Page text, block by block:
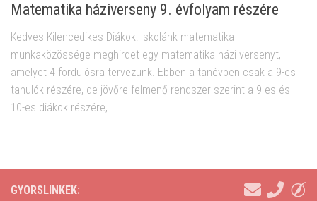
Matematika háziverseny 9. évfolyam részére
Kedves Kilencedikes Diákok! Iskolánk matematika
munkaközössége meghirdet egy matematika házi versenyt,
amelyet 4 fordulósra tervezünk. Ebben a tanévben csak a 9-es
tanulók részére, de jövőre felmenő rendszer szerint a 9-es és
10-es diákok részére,...
GYORSLINKEK: